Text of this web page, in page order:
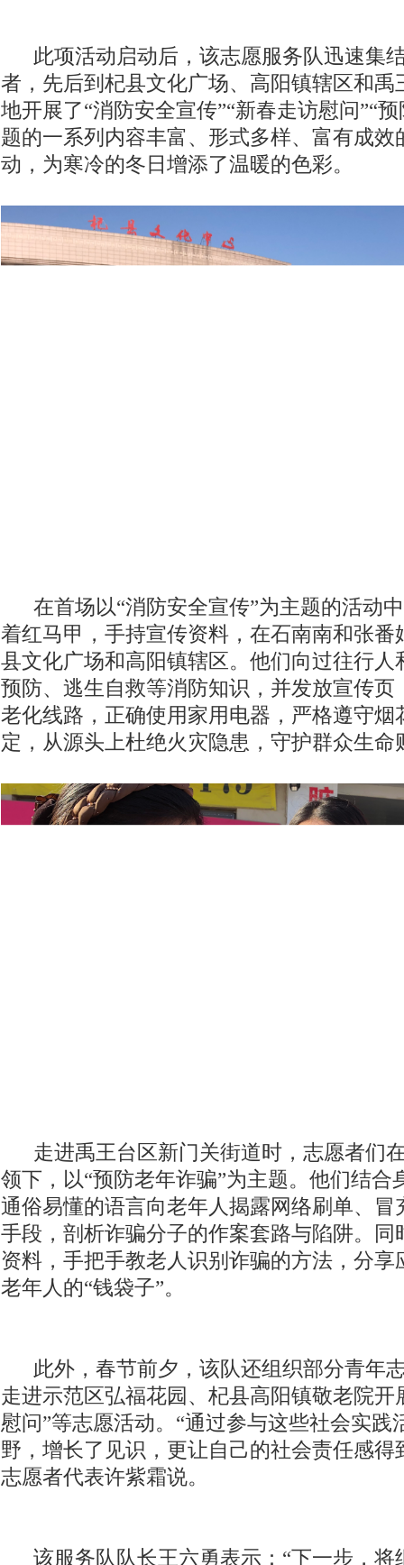
此项活动启动后，该志愿服务队迅速集
者，先后到杞县文化广场、高阳镇辖区和禹
地开展了“消防安全宣传”“新春走访慰问”“
题的一系列内容丰富、形式多样、富有成效
动，为寒冷的冬日增添了温暖的色彩。
在首场以“消防安全宣传”为主题的活动
着红马甲，手持宣传资料，在石南南和张番
县文化广场和高阳镇辖区。他们向过往行人
预防、逃生自救等消防知识，并发放宣传页
老化线路，正确使用家用电器，严格遵守烟
定，从源头上杜绝火灾隐患，守护群众生命
走进禹王台区新门关街道时，志愿者们
领下，以“预防老年诈骗”为主题。他们结合
通俗易懂的语言向老年人揭露网络刷单、冒
手段，剖析诈骗分子的作案套路与陷阱。同
资料，手把手教老人识别诈骗的方法，分享
老年人的“钱袋子”。
此外，春节前夕，该队还组织部分青年
走进示范区弘福花园、杞县高阳镇敬老院开
慰问”等志愿活动。“通过参与这些社会实践
野，增长了见识，更让自己的社会责任感得
志愿者代表许紫霜说。
该服务队队长王六勇表示：“下一步，将